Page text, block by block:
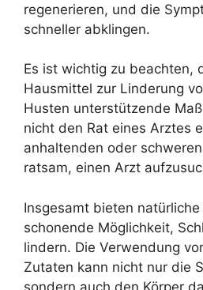
regenerieren, und die
schneller abklingen.
Es ist wichtig zu beachten,
Hausmittel zur Linderung
Husten unterstützende
nicht den Rat eines Arztes
anhaltenden oder
ratsam, einen Arzt
Insgesamt bieten
schonende Möglichkeit,
lindern. Die Verwendung
Zutaten kann nicht nur die
sondern auch den Körper